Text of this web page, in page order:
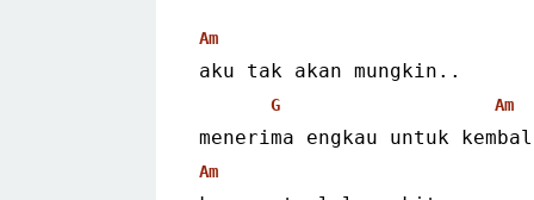
Am
aku tak akan mungkin..
G Am
menerima engkau untuk
Am